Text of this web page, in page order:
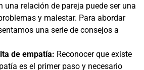
una relación de pareja puede ser una
y malestar. Para abordar
una serie de consejos a
de empatía: Reconocer que existe
es el primer paso y necesario